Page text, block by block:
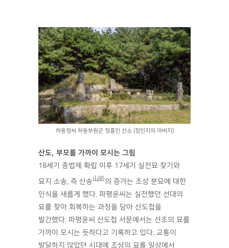
하동정씨 하동부원군 정흥인 산소 (정인지의 아버지)
산도, 부모를 가까이 모시는 그림
18세기 종법제 확립 이후 17세기 실전묘 찾기와
묘지 소송, 즉 산송山訟의 증가는 조상 분묘에 대한
인식을 새롭게 했다. 파평윤씨는 실전했던 선대의
묘를 찾아 회복하는 과정을 담아 산도첩을
발간했다. 파평윤씨 산도첩 서문에서는 선조의 묘를
가까이 모시는 듯하다고 기록하고 있다. 교통이
발달하지 않았던 시대에 조상의 묘를 일상에서